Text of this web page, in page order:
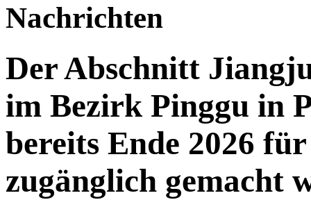
Nachrichten
Der Abschnitt
im Bezirk Pinggu in
bereits Ende 2026
zugänglich gemacht